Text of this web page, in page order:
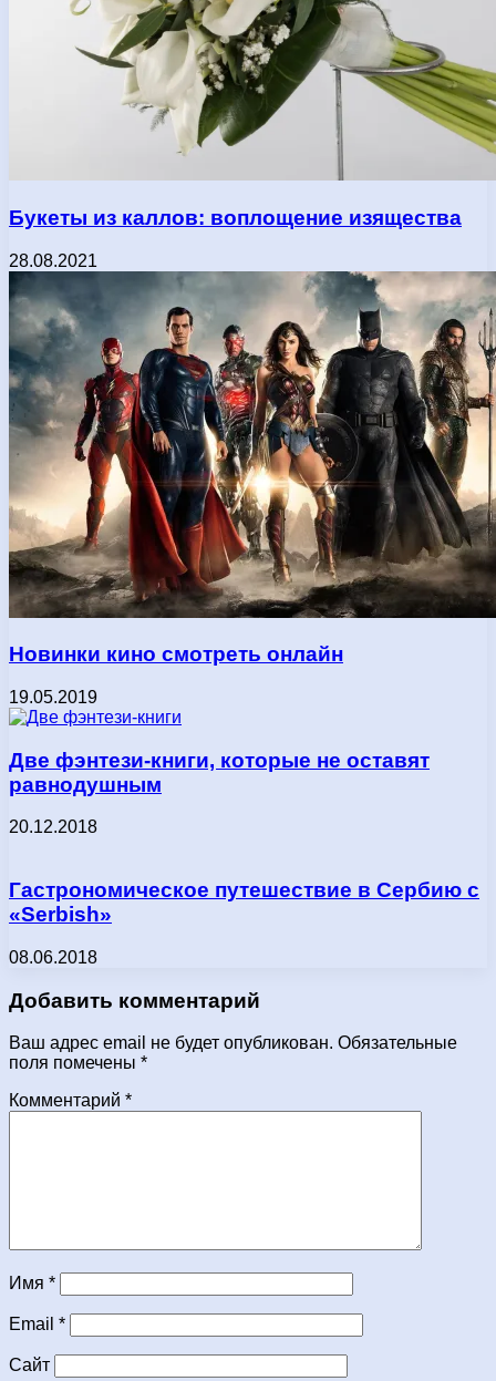
Букеты из каллов: воплощение изящества
28.08.2021
Новинки кино смотреть онлайн
19.05.2019
Две фэнтези-книги, которые не оставят
равнодушным
20.12.2018
Гастрономическое путешествие в Сербию с
«Serbish»
08.06.2018
Добавить комментарий
Ваш адрес email не будет опубликован. Обязательные
поля помечены *
Комментарий *
Имя *
Email *
Сайт